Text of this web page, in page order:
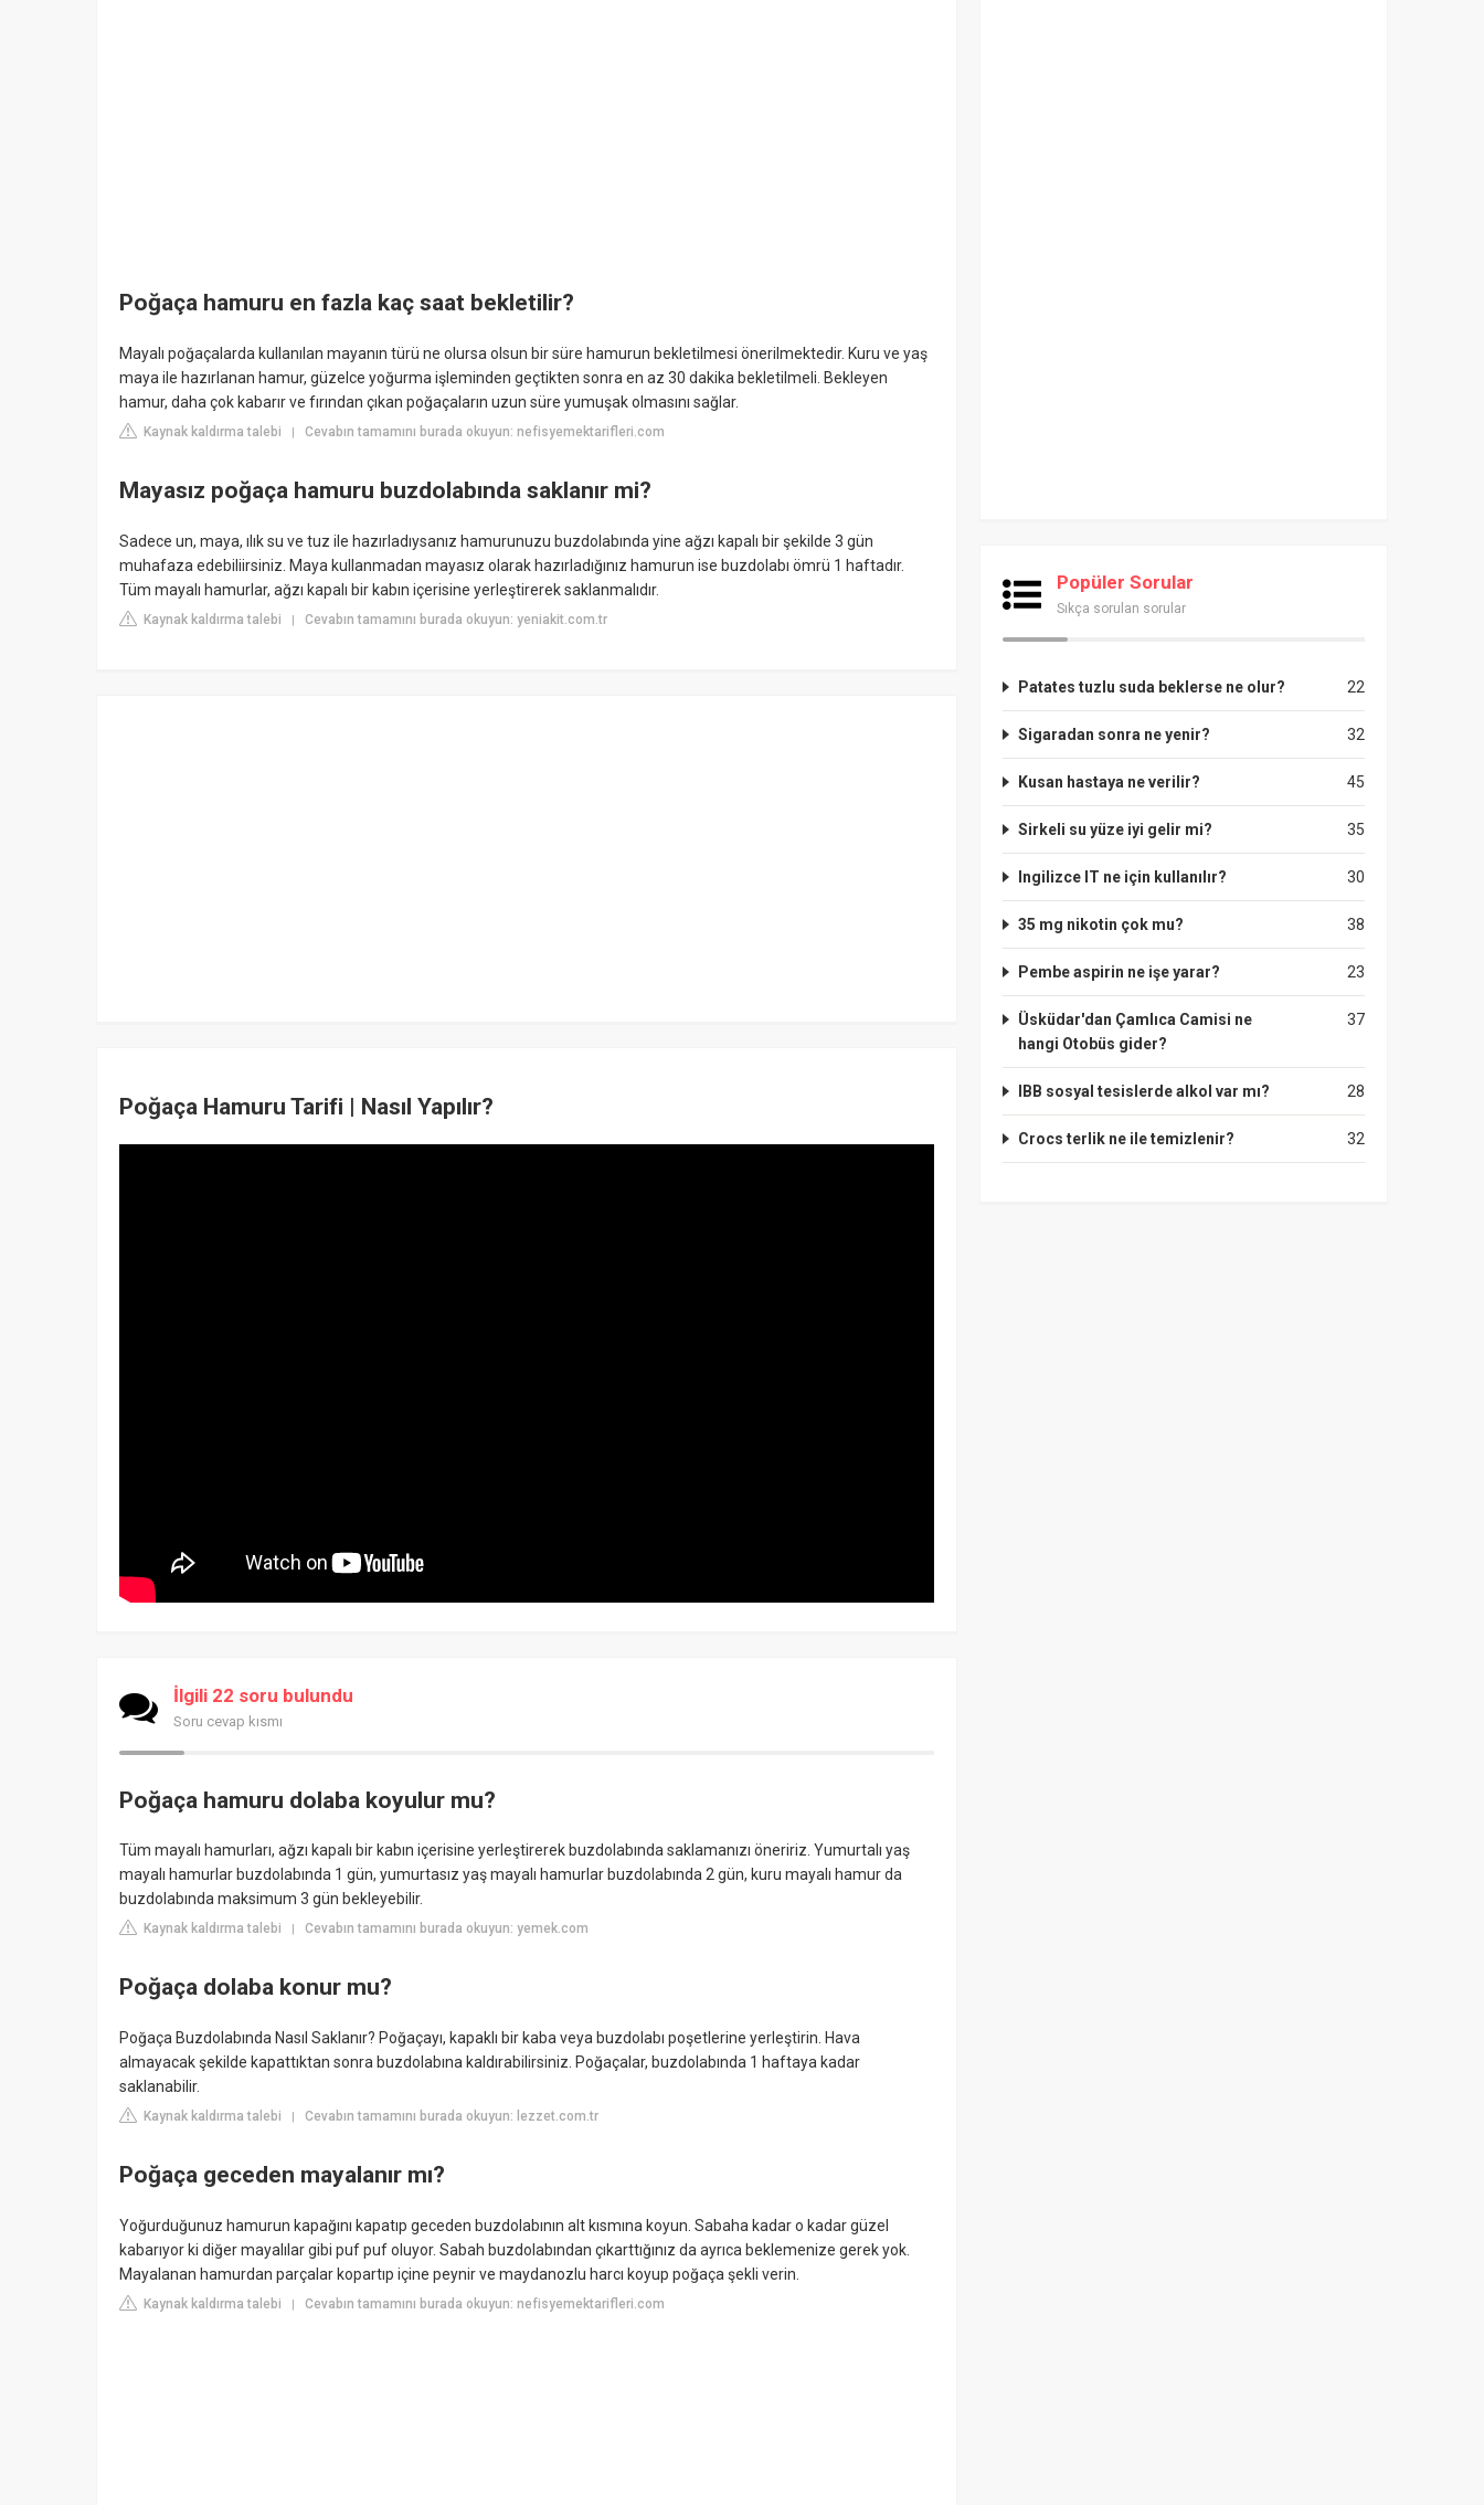
Poğaça hamuru en fazla kaç saat bekletilir?
Mayalı poğaçalarda kullanılan mayanın türü ne olursa olsun bir süre hamurun bekletilmesi önerilmektedir. Kuru ve yaş
maya ile hazırlanan hamur, güzelce yoğurma işleminden geçtikten sonra en az 30 dakika bekletilmeli. Bekleyen
hamur, daha çok kabarır ve fırından çıkan poğaçaların uzun süre yumuşak olmasını sağlar.
Kaynak kaldırma talebi | Cevabın tamamını burada okuyun: nefisyemektarifleri.com
Mayasız poğaça hamuru buzdolabında saklanır mi?
Sadece un, maya, ılık su ve tuz ile hazırladıysanız hamurunuzu buzdolabında yine ağzı kapalı bir şekilde 3 gün
muhafaza edebiliirsiniz. Maya kullanmadan mayasız olarak hazırladığınız hamurun ise buzdolabı ömrü 1 haftadır.
Tüm mayalı hamurlar, ağzı kapalı bir kabın içerisine yerleştirerek saklanmalıdır.
Kaynak kaldırma talebi | Cevabın tamamını burada okuyun: yeniakit.com.tr
Poğaça Hamuru Tarifi | Nasıl Yapılır?
İlgili 22 soru bulundu
Soru cevap kısmı
Poğaça hamuru dolaba koyulur mu?
Tüm mayalı hamurları, ağzı kapalı bir kabın içerisine yerleştirerek buzdolabında saklamanızı öneririz. Yumurtalı yaş
mayalı hamurlar buzdolabında 1 gün, yumurtasız yaş mayalı hamurlar buzdolabında 2 gün, kuru mayalı hamur da
buzdolabında maksimum 3 gün bekleyebilir.
Kaynak kaldırma talebi | Cevabın tamamını burada okuyun: yemek.com
Poğaça dolaba konur mu?
Poğaça Buzdolabında Nasıl Saklanır? Poğaçayı, kapaklı bir kaba veya buzdolabı poşetlerine yerleştirin. Hava
almayacak şekilde kapattıktan sonra buzdolabına kaldırabilirsiniz. Poğaçalar, buzdolabında 1 haftaya kadar
saklanabilir.
Kaynak kaldırma talebi | Cevabın tamamını burada okuyun: lezzet.com.tr
Poğaça geceden mayalanır mı?
Yoğurduğunuz hamurun kapağını kapatıp geceden buzdolabının alt kısmına koyun. Sabaha kadar o kadar güzel
kabarıyor ki diğer mayalılar gibi puf puf oluyor. Sabah buzdolabından çıkarttığınız da ayrıca beklemenize gerek yok.
Mayalanan hamurdan parçalar kopartıp içine peynir ve maydanozlu harcı koyup poğaça şekli verin.
Kaynak kaldırma talebi | Cevabın tamamını burada okuyun: nefisyemektarifleri.com
Popüler Sorular
Sıkça sorulan sorular
22
Patates tuzlu suda beklerse ne olur?
32
Sigaradan sonra ne yenir?
45
Kusan hastaya ne verilir?
35
Sirkeli su yüze iyi gelir mi?
30
Ingilizce IT ne için kullanılır?
38
35 mg nikotin çok mu?
23
Pembe aspirin ne işe yarar?
37
Üsküdar'dan Çamlıca Camisi ne
hangi Otobüs gider?
28
IBB sosyal tesislerde alkol var mı?
32
Crocs terlik ne ile temizlenir?